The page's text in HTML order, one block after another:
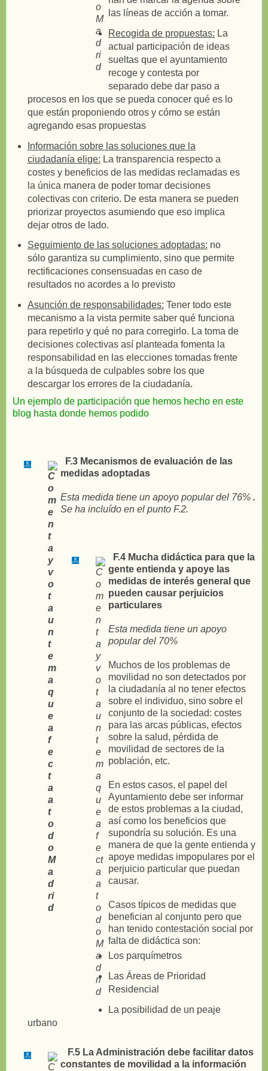
las líneas de acción a tomar.
Recogida de propuestas: La
actual participación de ideas
sueltas que el ayuntamiento
recoge y contesta por
separado debe dar paso a
procesos en los que se pueda conocer qué es lo
que están proponiendo otros y cómo se están
agregando esas propuestas
Información sobre las soluciones que la
ciudadanía elige: La transparencia respecto a
costes y beneficios de las medidas reclamadas es
la única manera de poder tomar decisiones
colectivas con criterio. De esta manera se pueden
priorizar proyectos asumiendo que eso implica
dejar otros de lado.
Seguimiento de las soluciones adoptadas: no
sólo garantiza su cumplimiento, sino que permite
rectificaciones consensuadas en caso de
resultados no acordes a lo previsto
Asunción de responsabilidades: Tener todo este
mecanismo a la vista permite saber qué funciona
para repetirlo y qué no para corregirlo. La toma de
decisiones colectivas así planteada fomenta la
responsabilidad en las elecciones tomadas frente
a la búsqueda de culpables sobre los que
descargar los errores de la ciudadanía.
Un ejemplo de participación que hemos hecho en este
blog hasta donde hemos podido
F.3 Mecanismos de evaluación de las
medidas adoptadas
Esta medida tiene un apoyo popular del 76% .
Se ha incluído en el punto F.2.
F.4 Mucha didáctica para que la
gente entienda y apoye las
medidas de interés general que
pueden causar perjuicios
particulares
Esta medida tiene un apoyo
popular del 70%
Muchos de los problemas de
movilidad no son detectados por
la ciudadanía al no tener efectos
sobre el individuo, sino sobre el
conjunto de la sociedad: costes
para las arcas públicas, efectos
sobre la salud, pérdida de
movilidad de sectores de la
población, etc.
En estos casos, el papel del
Ayuntamiento debe ser informar
de estos problemas a la ciudad,
así como los beneficios que
supondría su solución. Es una
manera de que la gente entienda y
apoye medidas impopulares por el
perjuicio particular que puedan
causar.
Casos típicos de medidas que
benefician al conjunto pero que
han tenido contestación social por
falta de didáctica son:
Los parquímetros
Las Áreas de Prioridad
Residencial
La posibilidad de un peaje
urbano
F.5 La Administración debe facilitar datos
constantes de movilidad a la información